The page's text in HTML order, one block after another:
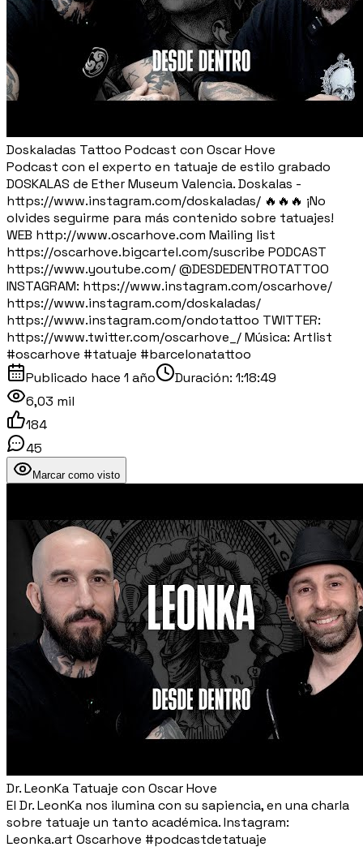
Doskaladas Tattoo Podcast con Oscar Hove
Podcast con el experto en tatuaje de estilo grabado
DOSKALAS de Ether Museum Valencia. Doskalas -
https://www.instagram.com/doskaladas/ 🔥🔥🔥 ¡No
olvides seguirme para más contenido sobre tatuajes!
WEB http://www.oscarhove.com Mailing list
https://oscarhove.bigcartel.com/suscribe PODCAST
https://www.youtube.com/ ⁨@DESDEDENTROTATTOO⁩
INSTAGRAM: https://www.instagram.com/oscarhove/
https://www.instagram.com/doskaladas/
https://www.instagram.com/ondotattoo TWITTER:
https://www.twitter.com/oscarhove_/ Música: Artlist
#oscarhove #tatuaje #barcelonatattoo
Publicado hace 1 año Duración: 1:18:49
6,03 mil
184
45
Marcar como visto
Dr. LeonKa Tatuaje con Oscar Hove
El Dr. LeonKa nos ilumina con su sapiencia, en una charla
sobre tatuaje un tanto académica. Instagram:
Leonka.art Oscarhove #podcastdetatuaje